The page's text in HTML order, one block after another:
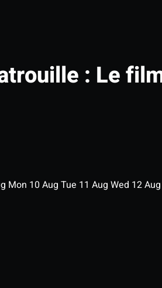
: Le
Mon 10 Aug Tue 11 Aug Wed 12Aug